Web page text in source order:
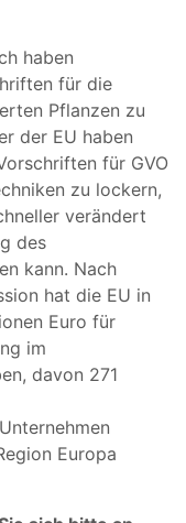
haben
für die
Pflanzen zu
der EU haben
für GVO
zu lockern,
verändert
des
kann. Nach
hat die EU in
Euro für
im
davon 271
Europa